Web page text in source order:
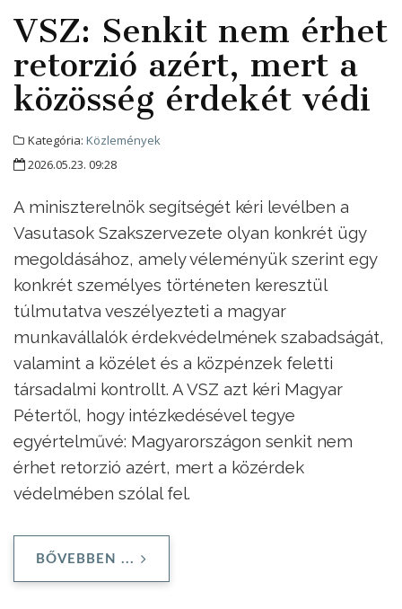
VSZ: Senkit nem érhet
retorzió azért, mert a
közösség érdekét védi
Kategória: Közlemények
2026.05.23. 09:28
A miniszterelnök segítségét kéri levélben a
Vasutasok Szakszervezete olyan konkrét ügy
megoldásához, amely véleményük szerint egy
konkrét személyes történeten keresztül
túlmutatva veszélyezteti a magyar
munkavállalók érdekvédelmének szabadságát,
valamint a közélet és a közpénzek feletti
társadalmi kontrollt. A VSZ azt kéri Magyar
Pétertől, hogy intézkedésével tegye
egyértelművé: Magyarországon senkit nem
érhet retorzió azért, mert a közérdek
védelmében szólal fel.
BŐVEBBEN ...